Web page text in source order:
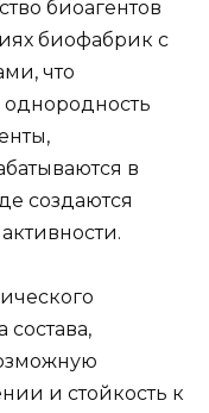
биоагентов
биофабрик с
что
однородность
в
создаются
состава,
и стойкость к